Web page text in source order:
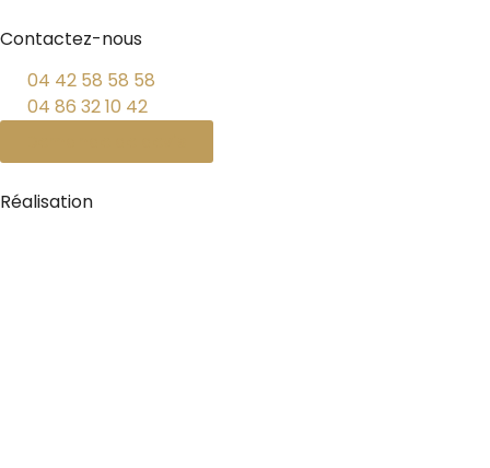
Contactez-nous
04 42 58 58 58
04 86 32 10 42
Réalisation